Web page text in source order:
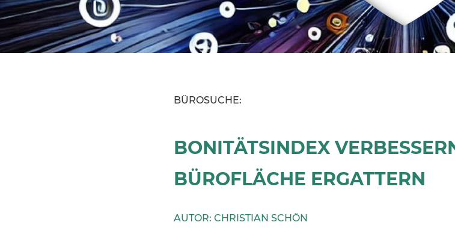
BÜROSUCHE:
BONITÄTSINDEX
BÜROFLÄCHE ERGATTERN
AUTOR: CHRISTIAN SCHÖN